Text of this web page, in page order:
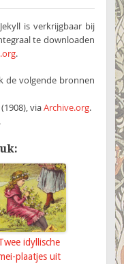
is verkrijgbaar bij
te downloaden
.
de volgende bronnen
(1908), viaArchive.org.
idyllische
plaatjes uit